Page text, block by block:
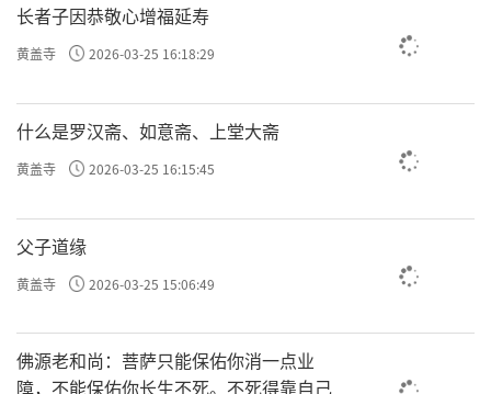
长者子因恭敬心增福延寿
黄盖寺 2026-03-25 16:18:29
什么是罗汉斋、如意斋、上堂大斋
黄盖寺 2026-03-25 16:15:45
父子道缘
黄盖寺 2026-03-25 15:06:49
佛源老和尚：菩萨只能保佑你消一点业
障，不能保佑你长生不死。不死得靠自己